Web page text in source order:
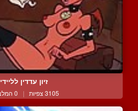
זיון עדדין לליידי
3105 צפיות | 0 המלצות